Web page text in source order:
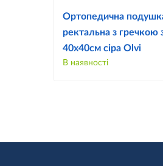
Ортопедична
ректальна з гречкою
40х40см сіра Olvi
В наявності